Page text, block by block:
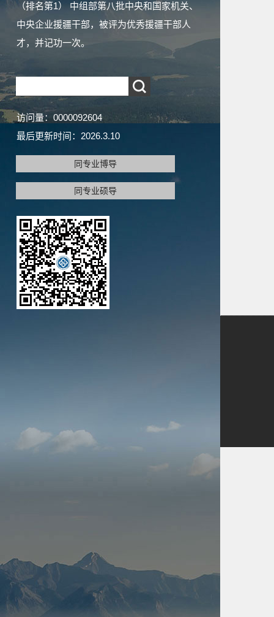
（排名第1） 中组部第八批中央和国家机关、
中央企业援疆干部，被评为优秀援疆干部人
才，并记功一次。
访问量： 0000092604
最后更新时间： 2026.3.10
同专业博导
同专业硕导